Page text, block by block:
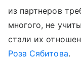
из партнеров
многого, не
стали их
Роза Сябитова.